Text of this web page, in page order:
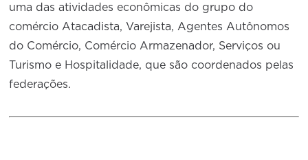
uma das atividades econômicas do grupo do
comércio Atacadista, Varejista, Agentes Autônomos
do Comércio, Comércio Armazenador, Serviços ou
Turismo e Hospitalidade, que são coordenados pelas
federações.